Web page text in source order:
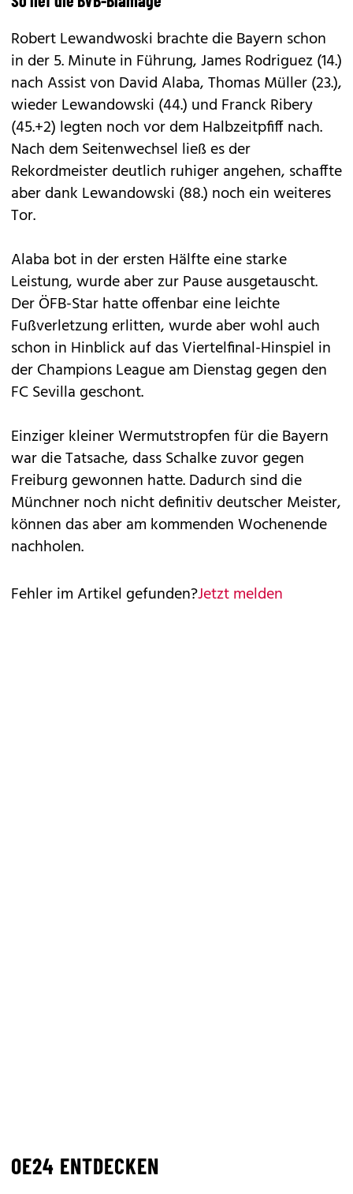
Robert Lewandwoski brachte die Bayern schon
in der 5. Minute in Führung, James Rodriguez (14.)
nach Assist von David Alaba, Thomas Müller (23.),
wieder Lewandowski (44.) und Franck Ribery
(45.+2) legten noch vor dem Halbzeitpfiff nach.
Nach dem Seitenwechsel ließ es der
Rekordmeister deutlich ruhiger angehen, schaffte
aber dank Lewandowski (88.) noch ein weiteres
Tor.
Alaba bot in der ersten Hälfte eine starke
Leistung, wurde aber zur Pause ausgetauscht.
Der ÖFB-Star hatte offenbar eine leichte
Fußverletzung erlitten, wurde aber wohl auch
schon in Hinblick auf das Viertelfinal-Hinspiel in
der Champions League am Dienstag gegen den
FC Sevilla geschont.
Einziger kleiner Wermutstropfen für die Bayern
war die Tatsache, dass Schalke zuvor gegen
Freiburg gewonnen hatte. Dadurch sind die
Münchner noch nicht definitiv deutscher Meister,
können das aber am kommenden Wochenende
nachholen.
Fehler im Artikel gefunden?Jetzt melden
OE24 ENTDECKEN